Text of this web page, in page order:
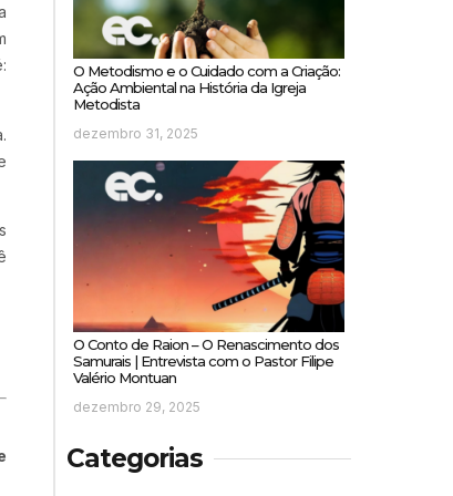
O Metodismo e o Cuidado com a Criação:
Ação Ambiental na História da Igreja
Metodista
dezembro 31, 2025
O Conto de Raion – O Renascimento dos
Samurais | Entrevista com o Pastor Filipe
Valério Montuan
dezembro 29, 2025
Categorias